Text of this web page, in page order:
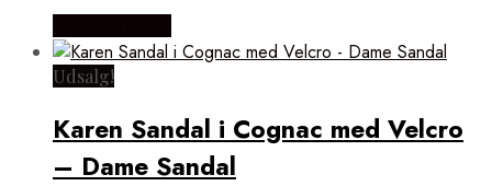
Udsalg!
Karen Sandal i Cognac med Velcro
– Dame Sandal